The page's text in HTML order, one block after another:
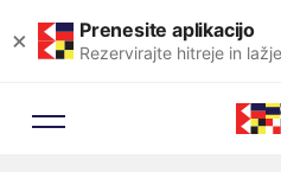
× Prenesite aplikacijo
Rezervirajte hitreje in lažje